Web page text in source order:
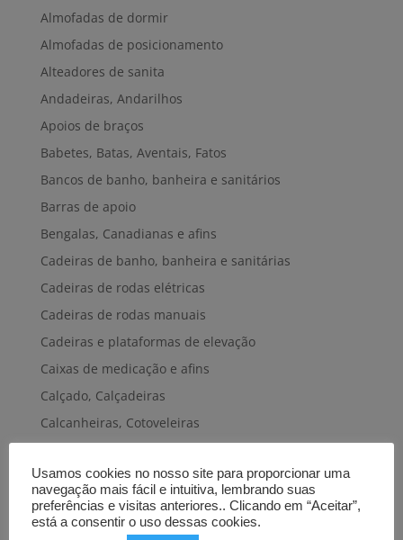
Almofadas de dormir
Almofadas de posicionamento
Alteadores de sanita
Andadeiras, Andarilhos
Apoios de braços
Babetes, Batas, Aventais, Fatos
Bancos de banho, banheira e sanitários
Barras de apoio
Bengalas, Canadianas e afins
Cadeiras de banho, banheira e sanitárias
Cadeiras de rodas elétricas
Cadeiras de rodas manuais
Cadeiras e plataformas de elevação
Caixas de medicação e afins
Calçado, Calçadeiras
Calcanheiras, Cotoveleiras
Carros hospitalares
Cestas, Arneses
Cintas e Faixas
Usamos cookies no nosso site para proporcionar uma
navegação mais fácil e intuitiva, lembrando suas
preferências e visitas anteriores.. Clicando em “Aceitar”,
está a consentir o uso dessas cookies.